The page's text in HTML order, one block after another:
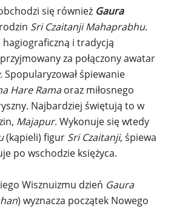
się również Gaura
Sri Czaitanji Mahaprabhu.
i tradycją
za połączony awatar
. Spopularyzował śpiewanie
Hare Ramaoraz miłosnego
Najbardziej świętują to w
Majapur. Wykonuje się wtedy
(kąpieli) figur Sri Czaitanji, śpiewa
po wschodzie księżyca.
Wisznuizmu dzień Gaura
) wyznacza początek Nowego